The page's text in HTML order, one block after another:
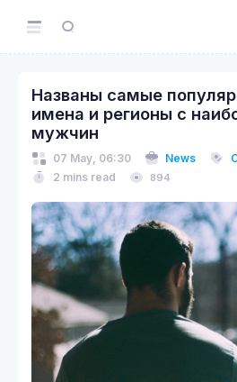
Названы самые
имена и регионы с
мужчин
07 May, 06:30 News
2 mins read
894